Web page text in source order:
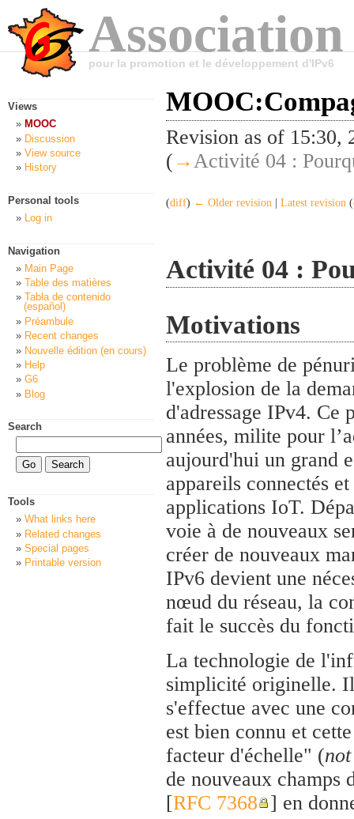
pour la promotion et le développement d'IPv6
Revision as of
( →Activité 04 :
(diff) ← Older revision Latest revision (
Activité 04 :
Motivations
Le problème de
l'explosion de la
d'adressage IPv4. Ce
années, milite pour
aujourd'hui un grand
appareils connectés
applications IoT.
voie à de nouveaux
créer de nouveaux
IPv6 devient une
nœud du réseau, la
fait le succès du
La technologie de
simplicité originelle. Il
s'effectue avec une
est bien connu et
facteur d'échelle" (
de nouveaux
[RFC 7368
] en
Views
MOOC
Discussion
View source
History
Personal tools
Log in
Navigation
Main Page
Table des matières
Tabla de contenido
(español)
Préambule
Recent changes
Nouvelle édition (en cours)
Help
G6
Blog
Search
Tools
What links here
Related changes
Special pages
Printable version